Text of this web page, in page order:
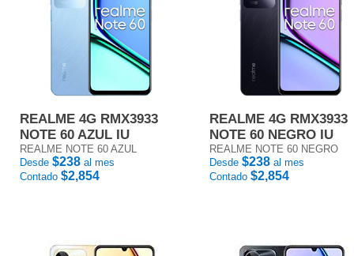
REALME 4G RMX3933
NOTE 60 AZUL IU
REALME NOTE 60 AZUL
Desde $238 al mes
Contado $2,854
REALME 4G RMX3933
NOTE 60 NEGRO IU
REALME NOTE 60 NEGRO
Desde $238 al mes
Contado $2,854